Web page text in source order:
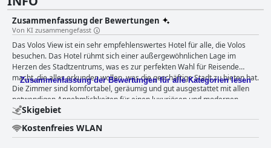
Zusammenfassung der Bewertungen
Von KI zusammengefasst
Das Volos View ist ein sehr empfehlenswertes Hotel für alle, die Volos
besuchen. Das Hotel rühmt sich einer außergewöhnlichen Lage im
Herzen des Stadtzentrums, was es zur perfekten Wahl für Reisende
macht, die alles erkunden wollen, was die geschäftige Stadt zu bieten hat.
Die Zimmer sind komfortabel, geräumig und gut ausgestattet mit allen
notwendigen Annehmlichkeiten für einen luxuriösen und modernen
Aufenthalt. Das Hotel legt großen Wert auf Sauberkeit und bietet seinen
Gästen eine makellose Umgebung. Das Personal ist aufmerksam,
rücksichtsvoll und zuvorkommend. Viele Rezensenten loben den
Zusammenfassung der Bewertungen für alle Kategorien lesen
Skigebiet
Kostenfreies WLAN